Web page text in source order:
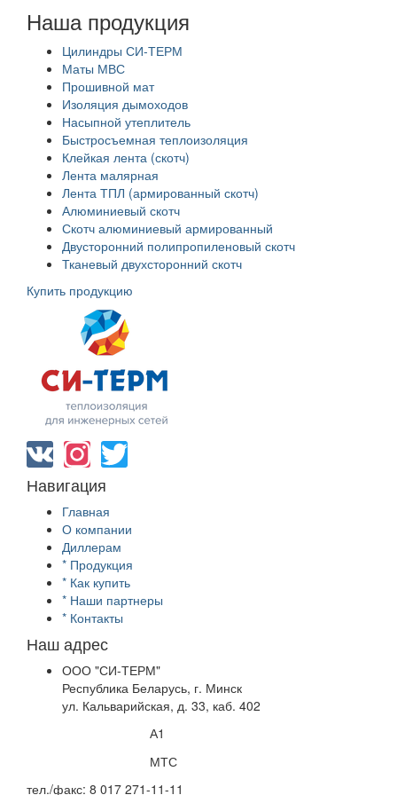
Наша продукция
Цилиндры СИ-ТЕРМ
Маты МВС
Прошивной мат
Изоляция дымоходов
Насыпной утеплитель
Быстросъемная теплоизоляция
Клейкая лента (скотч)
Лента малярная
Лента ТПЛ (армированный скотч)
Алюминиевый скотч
Скотч алюминиевый армированный
Двусторонний полипропиленовый скотч
Тканевый двухсторонний скотч
Купить продукцию
Навигация
Главная
О компании
Диллерам
* Продукция
* Как купить
* Наши партнеры
* Контакты
Наш адрес
ООО "СИ-ТЕРМ"
Республика Беларусь, г. Минск
ул. Кальварийская, д. 33, каб. 402
А1
МТС
тел./факс: 8 017 271-11-11